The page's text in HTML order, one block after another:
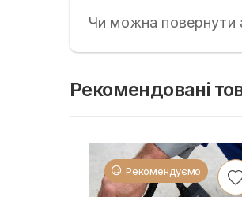
Чи можна повернути
Рекомендовані
Рекомендуємо